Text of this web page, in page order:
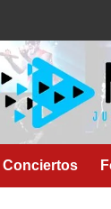
Conciertos